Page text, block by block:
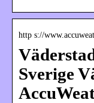
http s://
Sverige